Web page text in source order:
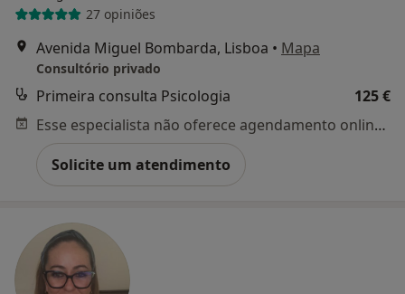
27 opiniões
Avenida Miguel Bombarda, Lisboa • Mapa
Consultório privado
Primeira consulta Psicologia
125 €
Esse especialista não oferece agendamento online para esse endereço.
Solicite um atendimento